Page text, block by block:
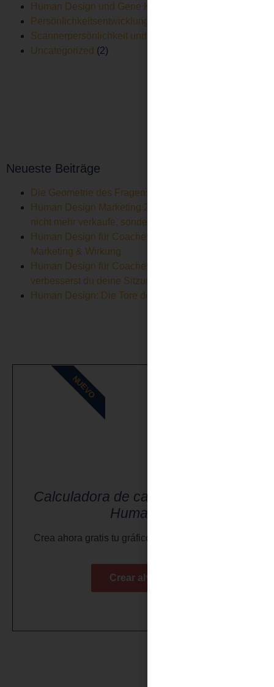
Human Design und Gene Keys
Persönlichkeitsentwicklung
Scannerpersönlichkeit und Vielbegabung
Uncategorized (2)
Neueste Beiträge
Die Geometrie des Fragens –
Human Design Marketing 2027 – Warum ich mich
nicht mehr verkaufe, sondern Frequenz sende
Human Design für Coaches & Therapeuten –
Marketing & Wirkung
Human Design für Coaches & Therapeuten: So
verbesserst du deine Sitzungen nachhaltig
Human Design: Die Tore der Angst
Calculadora de cartas de Diseño
Humano
Crea ahora gratis tu gráfico de Diseño Humano.
Crear ahora
NUEVO